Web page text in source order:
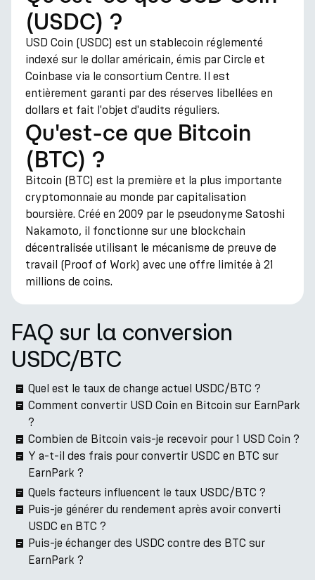
(USDC) ?
USD Coin (USDC) est un stablecoin réglementé
indexé sur le dollar américain, émis par Circle et
Coinbase via le consortium Centre. Il est
entièrement garanti par des réserves libellées en
dollars et fait l'objet d'audits réguliers.
Qu'est-ce que Bitcoin
(BTC) ?
Bitcoin (BTC) est la première et la plus importante
cryptomonnaie au monde par capitalisation
boursière. Créé en 2009 par le pseudonyme Satoshi
Nakamoto, il fonctionne sur une blockchain
décentralisée utilisant le mécanisme de preuve de
travail (Proof of Work) avec une offre limitée à 21
millions de coins.
FAQ sur la conversion
USDC/BTC
Quel est le taux de change actuel USDC/BTC ?
Comment convertir USD Coin en Bitcoin sur EarnPark
?
Combien de Bitcoin vais-je recevoir pour 1 USD Coin ?
Y a-t-il des frais pour convertir USDC en BTC sur
EarnPark ?
Quels facteurs influencent le taux USDC/BTC ?
Puis-je générer du rendement après avoir converti
USDC en BTC ?
Puis-je échanger des USDC contre des BTC sur
EarnPark ?